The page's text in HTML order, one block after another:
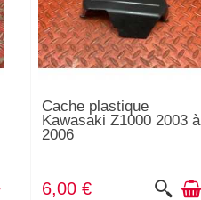
Cache plastique
Kawasaki Z1000 2003 à
2006
6,00 €